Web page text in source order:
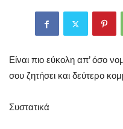
Είναι πιο εύκολη απ’ όσο
σου ζητήσει και δεύτερο
Συστατικά